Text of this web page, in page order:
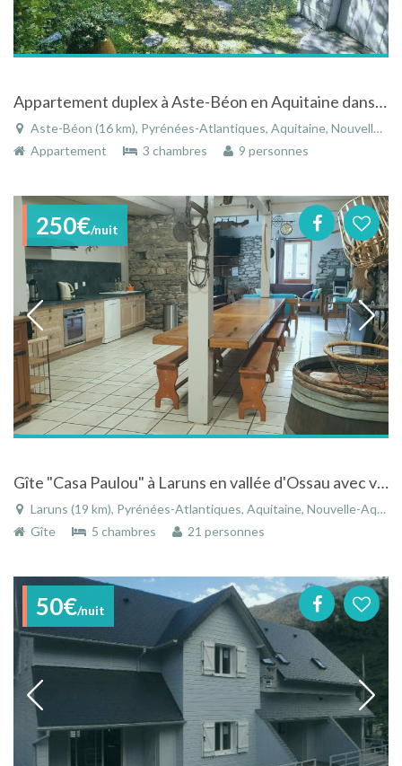
Appartement duplex à Aste-Béon en Aquitaine dans la vallée d'ossau vue sur montagne
Aste-Béon (16 km), Pyrénées-Atlantiques, Aquitaine, Nouvelle-Aquitaine, France
Appartement
3 chambres 9 personnes
250€/nuit
Gîte "Casa Paulou" à Laruns en vallée d'Ossau avec vue sur les montagnes
Laruns (19 km), Pyrénées-Atlantiques, Aquitaine, Nouvelle-Aquitaine, France
Gîte
5 chambres 21 personnes
50€/nuit